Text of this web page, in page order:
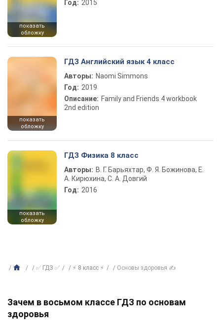
показать
обложку
Год: 2015
показать
обложку
ГДЗ Английский язык 4 класс
Авторы: Naomi Simmons
Год: 2019
Описание: Family and Friends 4 workbook
2nd edition
показать
обложку
ГДЗ Физика 8 класс
Авторы: В. Г. Барьяхтар, Ф. Я. Божинова, Е.
А. Кирюхина, С. А. Довгий
Год: 2016
✅ ГДЗ ✅ ⚡ 8 класс ⚡ Основы здоровья ✍
Зачем в восьмом классе ГДЗ по основам
здоровья